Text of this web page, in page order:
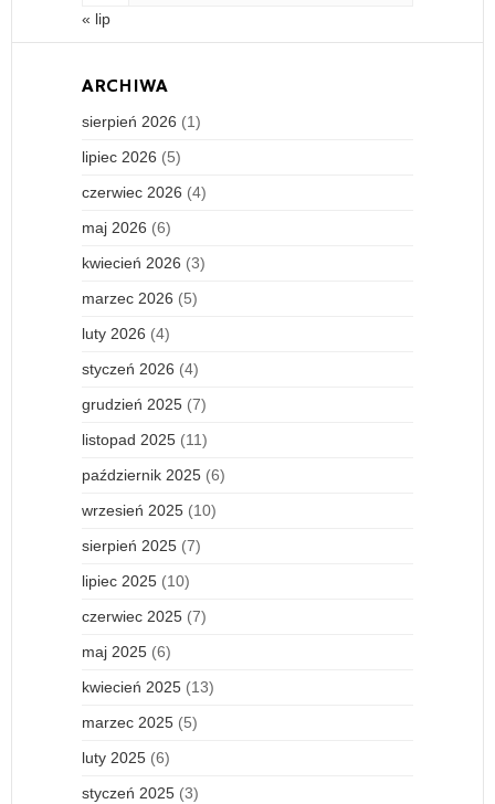
« lip
ARCHIWA
sierpień 2026 (1)
lipiec 2026 (5)
czerwiec 2026 (4)
maj 2026 (6)
kwiecień 2026 (3)
marzec 2026 (5)
luty 2026 (4)
styczeń 2026 (4)
grudzień 2025 (7)
listopad 2025 (11)
październik 2025 (6)
wrzesień 2025 (10)
sierpień 2025 (7)
lipiec 2025 (10)
czerwiec 2025 (7)
maj 2025 (6)
kwiecień 2025 (13)
marzec 2025 (5)
luty 2025 (6)
styczeń 2025 (3)